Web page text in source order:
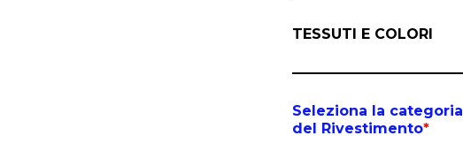
TESSUTI E COLORI
Seleziona la categoria
del Rivestimento*